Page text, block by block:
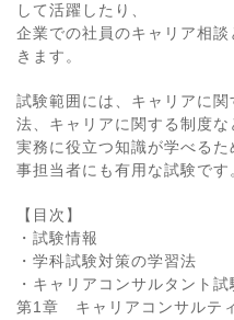
して活躍したり、
企業での社員のキャリア相
きます。
試験範囲には、キャリアに
法、キャリアに関する制度な
実務に役立つ知識が学べる
事担当者にも有用な試験です
【目次】
・試験情報
・学科試験対策の学習法
・キャリアコンサルタント
第1章 キャリアコンサルテ